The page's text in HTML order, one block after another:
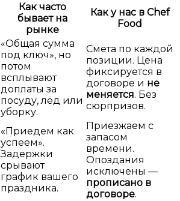
Как часто
бывает на
рынке
Как у нас в Chef
Food
«Общая сумма
под ключ», но
потом
всплывают
доплаты за
посуду, лёд или
уборку.
Смета по каждой
позиции. Цена
фиксируется в
договоре и не
меняется. Без
сюрпризов.
«Приедем как
успеем».
Задержки
срывают
график вашего
праздника.
Приезжаем с
запасом
времени.
Опоздания
исключены —
прописано в
договоре.